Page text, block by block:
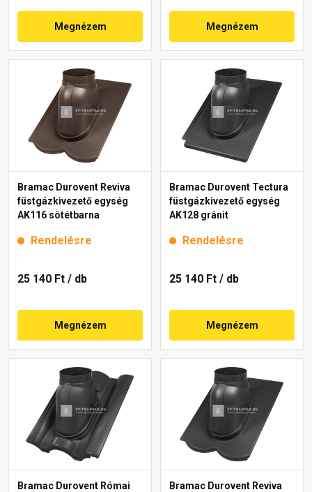
Megnézem Megnézem
Bramac Durovent Reviva
füstgázkivezető egység
AK116 sötétbarna
Rendelésre
25 140 Ft / db
Megnézem
Bramac Durovent Tectura
füstgázkivezető egység
AK128 gránit
Rendelésre
25 140 Ft / db
Megnézem
Bramac Durovent Római
Bramac Durovent Reviva